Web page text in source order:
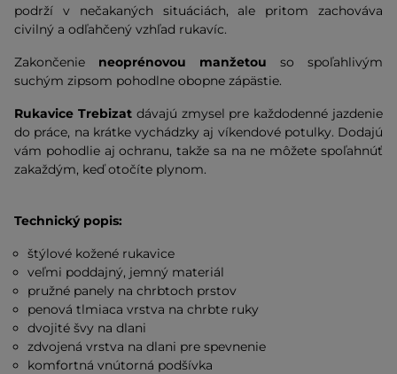
podrží v nečakaných situáciách, ale pritom zachováva
civilný a odľahčený vzhľad rukavíc.
Zakončenie neoprénovou manžetou so spoľahlivým
suchým zipsom pohodlne obopne zápästie.
Rukavice Trebizatdávajú zmysel pre každodenné jazdenie
do práce, na krátke vychádzky aj víkendové potulky. Dodajú
vám pohodlie aj ochranu, takže sa na ne môžete spoľahnúť
zakaždým, keď otočíte plynom.
Technický popis:
štýlové kožené rukavice
veľmi poddajný, jemný materiál
pružné panely na chrbtoch prstov
penová tlmiaca vrstva na chrbte ruky
dvojité švy na dlani
zdvojená vrstva na dlani pre spevnenie
komfortná vnútorná podšívka